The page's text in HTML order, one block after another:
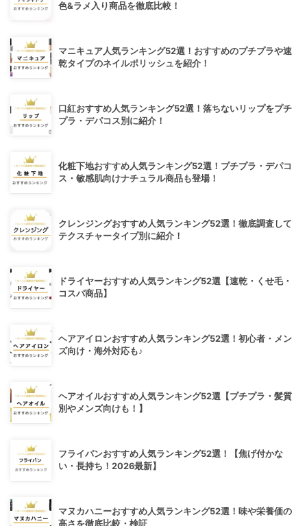
色&ラメ入り商品を徹底比較！
マニキュア人気ランキング52選！おすすめのプチプラや速
乾タイプのネイルポリッシュを紹介！
口紅おすすめ人気ランキング52選！落ちないリップをプチ
プラ・デパコス別に紹介！
化粧下地おすすめ人気ランキング52選！プチプラ・デパコ
ス・敏感肌向けナチュラル商品も登場！
クレンジングおすすめ人気ランキング52選！徹底調査して
テクスチャータイプ別に紹介！
ドライヤーおすすめ人気ランキング52選【速乾・くせ毛・
コスパ商品】
ヘアアイロンおすすめ人気ランキング52選！初心者・メン
ズ向け・海外対応も♪
ヘアオイルおすすめ人気ランキング52選【プチプラ・髪質
別やメンズ向けも！】
フライパンおすすめ人気ランキング52選！【焦げ付かな
い・長持ち！2026最新】
マヌカハニーおすすめ人気ランキング52選！味や栄養価の
高さを徹底比較・検証